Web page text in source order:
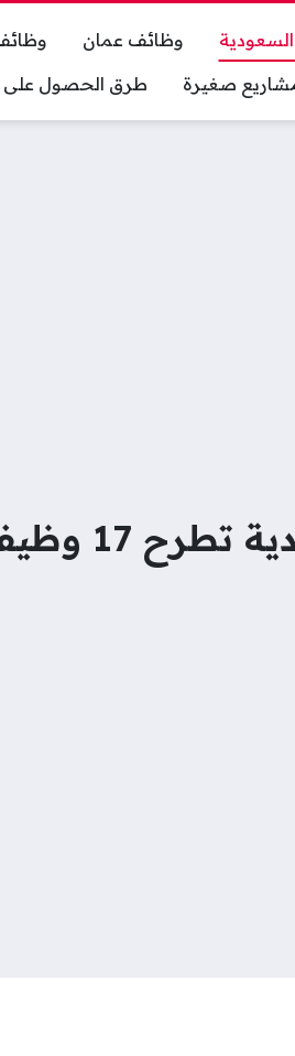
وظائف عمان
صغيرة طرق الحصول على
وظيفة شاغرة